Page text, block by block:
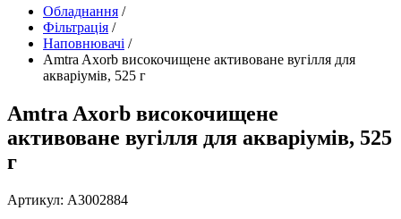
Обладнання /
Фільтрація /
Наповнювачі /
Amtra Axorb високочищене активоване вугілля для
акваріумів, 525 г
Amtra Axorb високочищене
активоване вугілля для акваріумів, 525
г
Артикул: A3002884